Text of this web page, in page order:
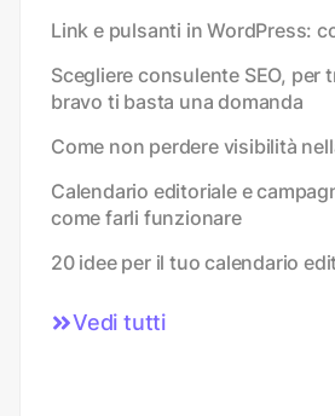
Link e pulsanti in WordPress:
Scegliere consulente SEO, per
bravo ti basta una domanda
Come non perdere visibilità
Calendario editoriale e
come farli funzionare
20 idee per il tuo calendario
Vedi tutti